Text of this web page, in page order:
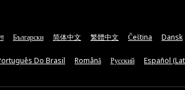
Български 简体中文 繁體中文 Čeština Dansk
Do Brasil Română Русский Español